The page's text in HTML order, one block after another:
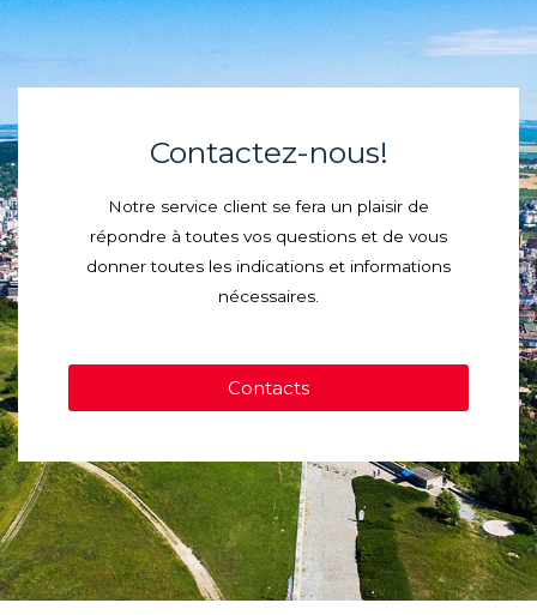
Contactez-nous!
Notre service client se fera un plaisir de
répondre à toutes vos questions et de vous
donner toutes les indications et informations
nécessaires.
Contacts